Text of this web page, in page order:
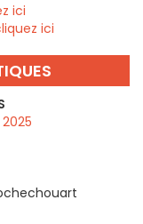
ici
ici